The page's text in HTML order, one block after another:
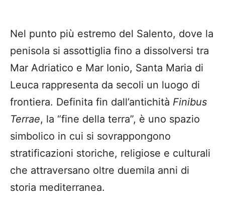
Nel punto più estremo del Salento, dove la
penisola si assottiglia fino a dissolversi tra
Mar Adriatico e Mar Ionio, Santa Maria di
Leuca rappresenta da secoli un luogo di
frontiera. Definita fin dall’antichità Finibus
Terrae, la “fine della terra”, è uno spazio
simbolico in cui si sovrappongono
stratificazioni storiche, religiose e culturali
che attraversano oltre duemila anni di
storia mediterranea.